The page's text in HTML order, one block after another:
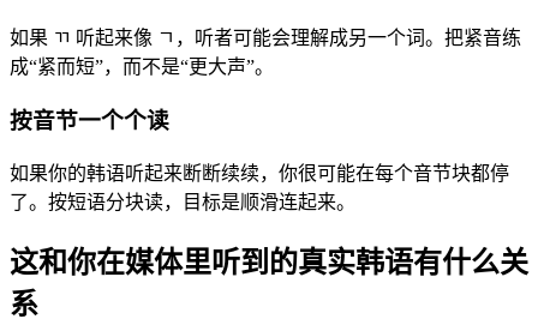
如果 ㄲ 听起来像 ㄱ，听者可能会理解成另一个词。把紧音练
成“紧而短”，而不是“更大声”。
按音节一个个读
如果你的韩语听起来断断续续，你很可能在每个音节块都停
了。按短语分块读，目标是顺滑连起来。
这和你在媒体里听到的真实韩语有什么关
系